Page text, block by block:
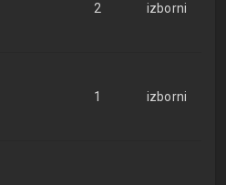
2 izborni
1 izborni